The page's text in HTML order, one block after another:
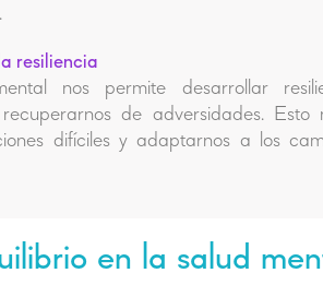
resiliencia
nos permite desarrollar
de adversidades.
difíciles y adaptarnos a los
en la salud